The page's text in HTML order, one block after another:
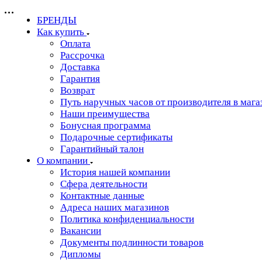
БРЕНДЫ
Как купить
Оплата
Рассрочка
Доставка
Гарантия
Возврат
Путь наручных часов от производителя в
Наши преимущества
Бонусная программа
Подарочные сертификаты
Гарантийный талон
О компании
История нашей компании
Сфера деятельности
Контактные данные
Адреса наших магазинов
Политика конфиденциальности
Вакансии
Документы подлинности товаров
Дипломы